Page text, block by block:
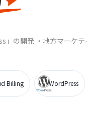
」の開発 ・地方マーケテ
Billing WordPress